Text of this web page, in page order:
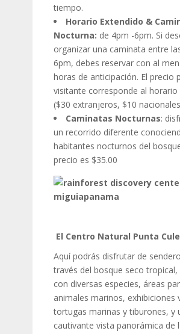
tiempo.
Horario Extendido &
Nocturna: de 4pm -6pm. Si
organizar una caminata entre
6pm, debes reservar con al
horas de anticipación. El precio
visitante corresponde al horario
($30 extranjeros, $10
Caminatas Nocturnas:
un recorrido diferente
habitantes nocturnos del
precio es $35.00
El Centro Natural Punta
Aquí podrás disfrutar de
través del bosque seco tropical,
con diversas especies, áreas
animales marinos, exhibiciones
tortugas marinas y tiburones, y
cautivante vista panorámica de